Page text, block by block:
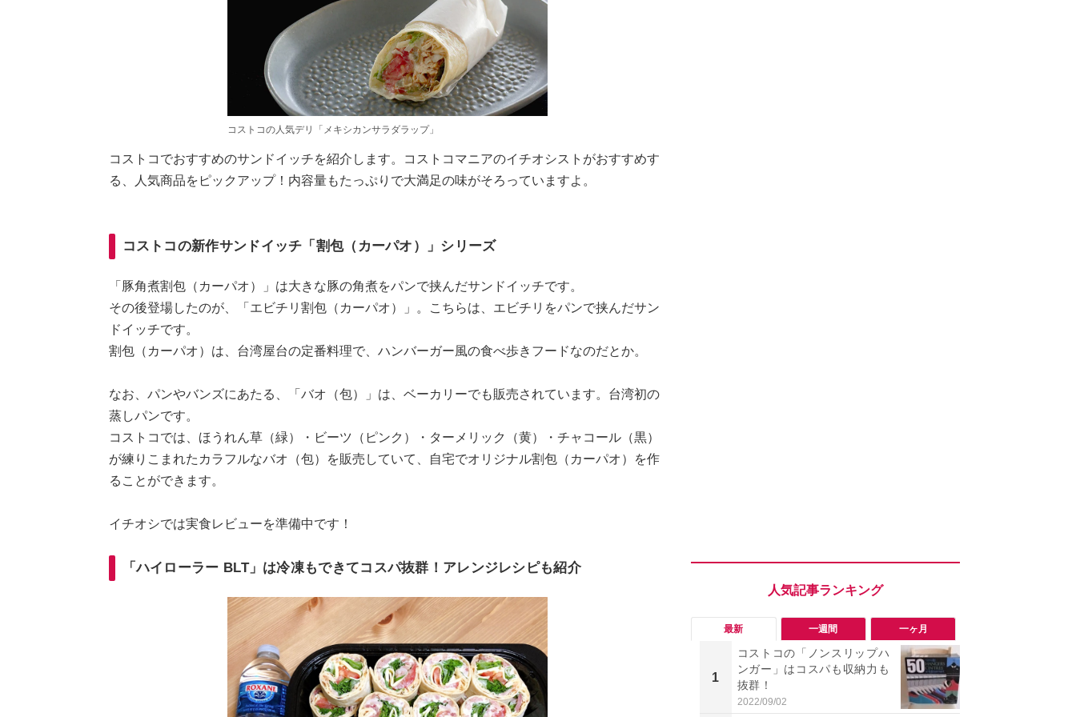
コストコの人気デリ「メキシカンサラダラップ」
コストコでおすすめのサンドイッチを紹介します。コストコマニアのイチオシストがおすすめす
る、人気商品をピックアップ！内容量もたっぷりで大満足の味がそろっていますよ。
コストコの新作サンドイッチ「割包（カーパオ）」シリーズ
「豚角煮割包（カーパオ）」は大きな豚の角煮をパンで挟んだサンドイッチです。
その後登場したのが、「エビチリ割包（カーパオ）」。こちらは、エビチリをパンで挟んだサン
ドイッチです。
割包（カーパオ）は、台湾屋台の定番料理で、ハンバーガー風の食べ歩きフードなのだとか。
なお、パンやバンズにあたる、「バオ（包）」は、ベーカリーでも販売されています。台湾初の
蒸しパンです。
コストコでは、ほうれん草（緑）・ビーツ（ピンク）・ターメリック（黄）・チャコール（黒）
が練りこまれたカラフルなバオ（包）を販売していて、自宅でオリジナル割包（カーパオ）を作
ることができます。
イチオシでは実食レビューを準備中です！
「ハイローラー BLT」は冷凍もできてコスパ抜群！アレンジレシピも紹介
最新 一週間 一ヶ月
1
コストコの「ノンスリップハ
ンガー」はコスパも収納力も
抜群！
2022/09/02